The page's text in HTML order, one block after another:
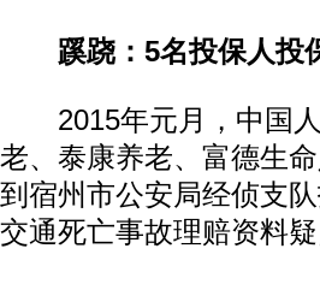
蹊跷：5名投保人投
2015年元月，中国人
老、泰康养老、富德生
到宿州市公安局经侦支
交通死亡事故理赔资料